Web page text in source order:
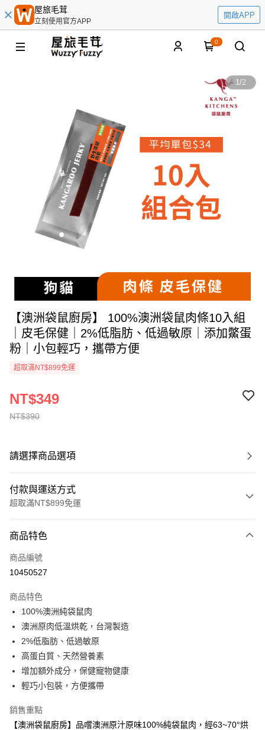
屋旅毛茸
立刻使用官方APP
開啟APP
0
1/2
【澳洲袋鼠廚房】 100%澳洲袋鼠肉條10入組
｜皮毛保健｜2%低脂肪、低過敏原｜添加鱉蛋
粉｜小包輕巧，攜帶方便
超取滿NT$899免運
NT$390
NT$349
請選擇商品選項
付款與運送方式
超取滿NT$899免運
信用卡一次付款
超商取貨付款
Apple Pay
街口支付
悠遊付
ATM付款
全家取貨付款
商品特色
商品編號
10450527
商品特色
100%澳洲純袋鼠肉
澳洲原肉低溫烘乾，台灣製造
2%低脂肪、低過敏原
高蛋白質、天然營養素
增加額外成分，保健寵物健康
輕巧小包裝，方便攜帶
銷售重點
【澳洲袋鼠廚房】品嚐澳洲原汁原味100%純袋鼠肉，經63~70°烘